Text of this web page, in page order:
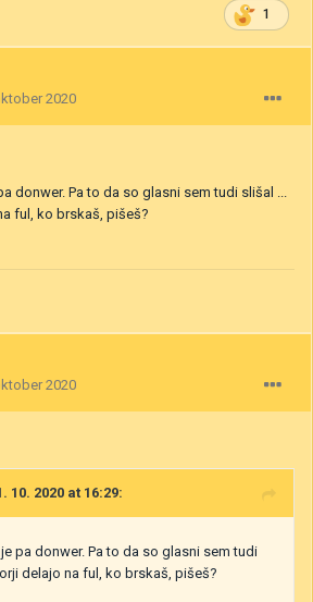
1
2020
donwer. Pa to da so glasni sem tudi slišal ...
ful, ko brskaš, pišeš?
2020
10. 2020 at 16:29:
pa donwer. Pa to da so glasni sem tudi
delajo na ful, ko brskaš, pišeš?